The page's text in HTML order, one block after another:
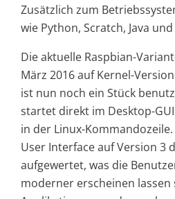
Zusätzlich zum
wie Python, Scratch, Java
Die aktuelle Raspbian-
März 2016 auf Kernel-
ist nun noch ein Stück
startet direkt im Desktop-
in der Linux-
User Interface auf Version 3
aufgewertet, was die
moderner erscheinen lassen